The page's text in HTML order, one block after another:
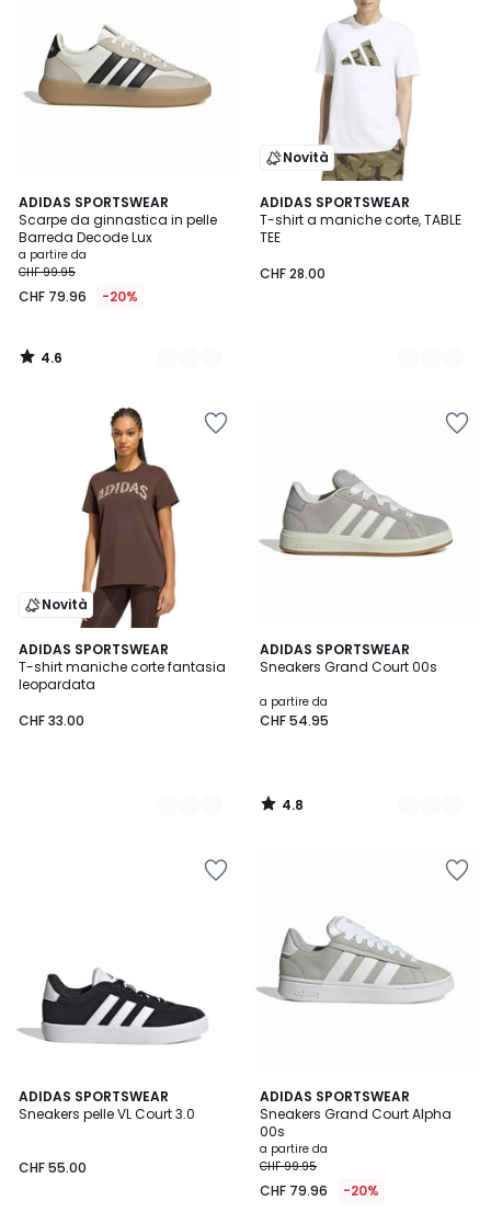
ADIDAS SPORTSWEAR
Scarpe da ginnastica in pelle
Barreda Decode Lux
a partire da
CHF 99.95
CHF 79.96 -20%
4.6
/ 5
2
Colori
4.6
/
Novità
ADIDAS SPORTSWEAR
T-shirt a maniche corte, TABLE
TEE
CHF 28.00
2
Colori
Novità
ADIDAS SPORTSWEAR
T-shirt maniche corte fantasia
leopardata
CHF 33.00
2
Colori
ADIDAS SPORTSWEAR
Sneakers Grand Court 00s
a partire da
CHF 54.95
4.8
/ 5
5
Colori
4.8
/
ADIDAS SPORTSWEAR
Sneakers pelle VL Court 3.0
CHF 55.00
4.9
/ 5
2
Colori
ADIDAS SPORTSWEAR
Sneakers Grand Court Alpha
00s
a partire da
CHF 99.95
CHF 79.96 -20%
4.9
/ 5